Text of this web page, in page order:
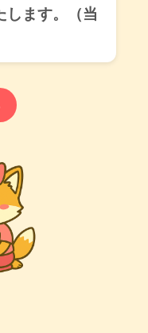
します。（当